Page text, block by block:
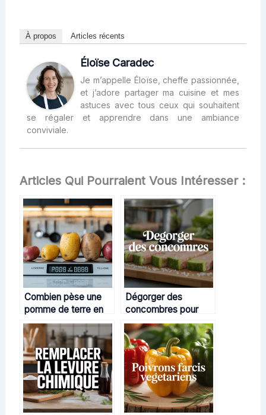
À propos Articles récents
Éloïse Caradec
Je m’appelle Éloïse, cheffe passionnée,
et j’adore partager ma cuisine et mes
astuces avec tous ceux qui souhaitent
se régaler et apprendre dans une ambiance
conviviale.
Articles Qui Pourraient Vous Intéresser :
Combien pèse une
pomme de terre en
cuisine et pourquoi
ce poids importe
Dégorger des
concombres pour
des plats plus
savoureux et
croquants